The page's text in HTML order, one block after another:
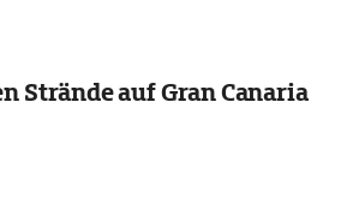
Strände auf Gran Canaria